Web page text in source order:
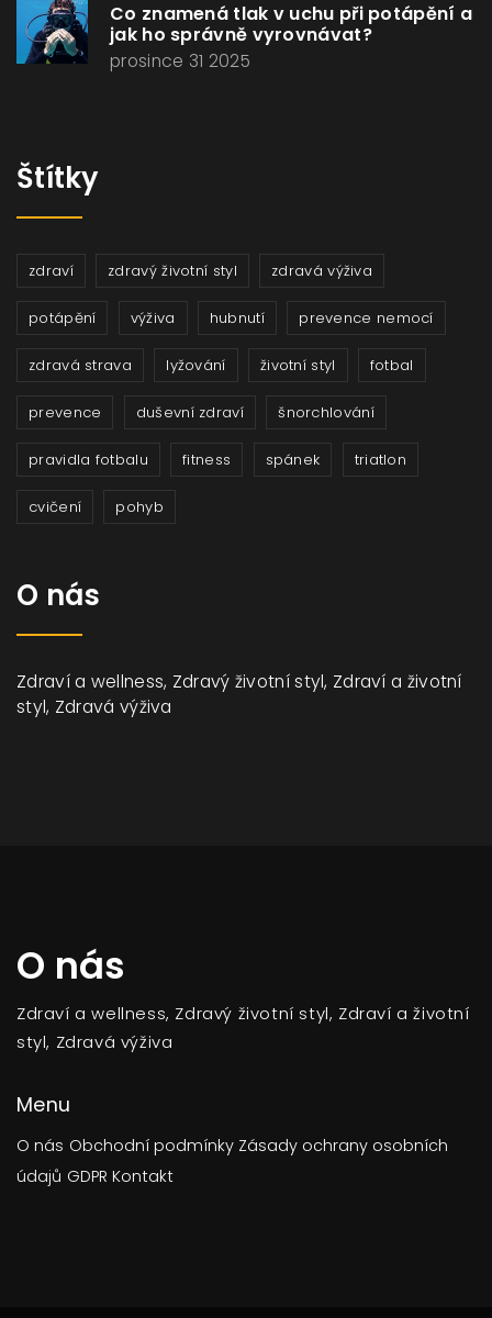
Co znamená tlak v uchu při potápění a
jak ho správně vyrovnávat?
prosince 31 2025
Štítky
zdraví zdravý životní styl zdravá výživa
potápění výživa hubnutí prevence nemocí
zdravá strava lyžování životní styl fotbal
prevence duševní zdraví šnorchlování
pravidla fotbalu fitness spánek triatlon
cvičení pohyb
O nás
Zdraví a wellness, Zdravý životní styl, Zdraví a životní
styl, Zdravá výživa
O nás
Zdraví a wellness, Zdravý životní styl, Zdraví a životní
styl, Zdravá výživa
Menu
O nás Obchodní podmínky Zásady ochrany osobních
údajů GDPR Kontakt